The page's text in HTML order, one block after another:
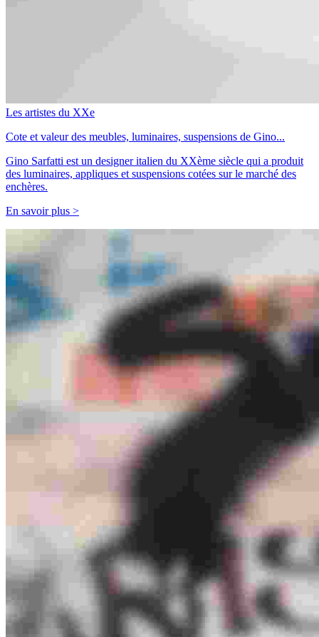
Les artistes du XXe
Cote et valeur des meubles, luminaires, suspensions de Gino...
Gino Sarfatti est un designer italien du XXème siècle qui a produit
des luminaires, appliques et suspensions cotées sur le marché des
enchères.
En savoir plus >